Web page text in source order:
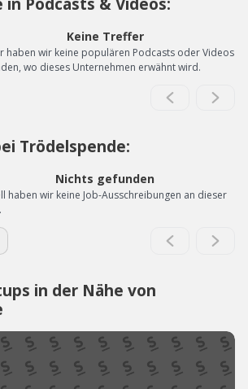
Keine Treffer
haben wir keine populären Podcasts oder Videos
wo dieses Unternehmen erwähnt wird.
Trödelspende:
Nichts gefunden
haben wir keine Job-Ausschreibungen an dieser
in der Nähe von